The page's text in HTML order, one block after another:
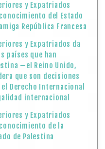
y Expatriados
del Estado
República Francesa
y Expatriados da
países que han
—el Reino Unido,
que son decisiones
Derecho Internacional
internacional
y Expatriados
de la
de Palestina